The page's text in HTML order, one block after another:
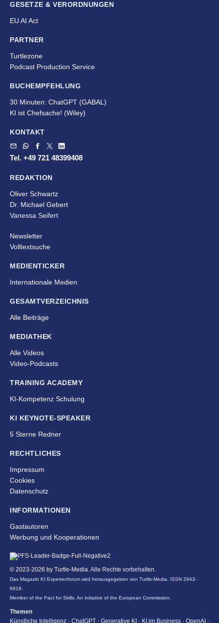
GESETZE & VERORDNUNGEN
EU AI Act
PARTNER
Turtlezone
Podcast Production Service
BUCHEMPFEHLUNG
30 Minuten: ChatGPT (GABAL)
KI ist Chefsache! (Wiley)
KONTAKT
Tel. +49 721 48399408
REDAKTION
Oliver Schwartz
Dr. Michael Gebert
Vanessa Seifert
Newsletter
Volltextsuche
MEDIENTICKER
Internationale Medien
GESAMTVERZEICHNIS
Alle Beiträge
MEDIATHEK
Alle Videos
Video-Podcasts
TRAINING ACADEMY
KI-Kompetenz Schulung
KI KEYNOTE-SPEAKER
5 Sterne Redner
RECHTLICHES
Impressum
Cookies
Datenschutz
INFORMATIONEN
Gastautoren
Werbung und Kooperationen
© 2023-2026 by Turtle-Media. Alle Rechte vorbehalten.
Das Magazin KI Expertenforum wird herausgegeben von Turtle-Media. ISSN 2943-
8918.
Member of the Pact for Skills. An initiative of the European Commission.
Themen
Künstliche Intelligenz · ChatGPT · Generative KI · KI im Business · OpenAI ·